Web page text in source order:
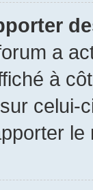
a
à
le